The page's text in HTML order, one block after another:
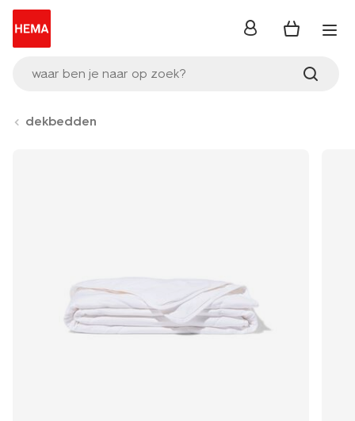
waar ben je naar op zoek?
inloggen
dekbedden